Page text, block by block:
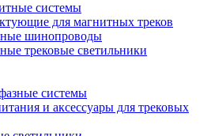
системы
для магнитных треков
шинопроводы
трековые светильники
системы
и аксессуары для трековых